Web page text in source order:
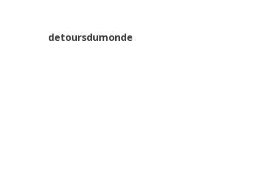
detoursdumonde